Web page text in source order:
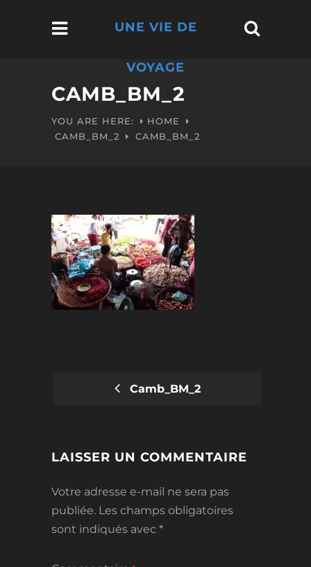
UNE VIE DE
VOYAGE
CAMB_BM_2
YOU ARE HERE:
HOME
CAMB_BM_2
CAMB_BM_2
Camb_BM_2
LAISSER UN COMMENTAIRE
Votre adresse e-mail ne sera pas
publiée. Les champs obligatoires
sont indiqués avec *